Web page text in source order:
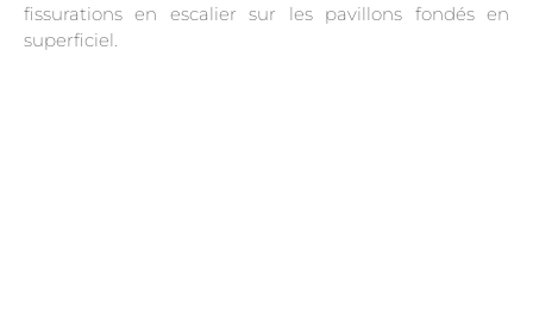
fissurations en escalier sur les pavillons fondés en
superficiel.